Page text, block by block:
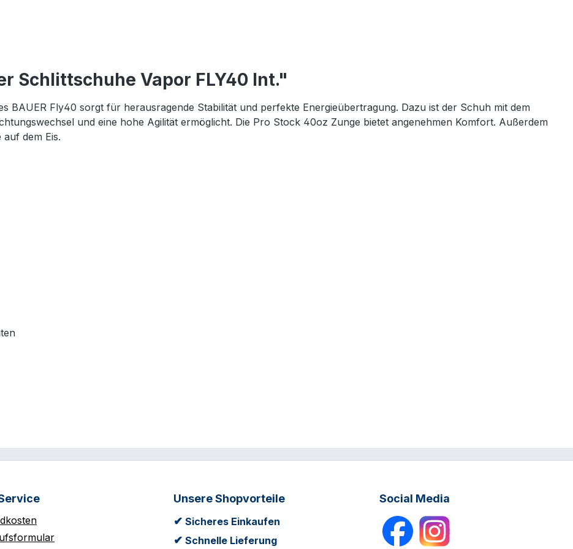
Schlittschuhe Vapor FLY40 Int."
BAUER Fly40 sorgt für herausragende Stabilität und perfekte Energieübertragung. Dazu ist der Schuh mit dem
und eine hohe Agilität ermöglicht. Die Pro Stock 40oz Zunge bietet angenehmen Komfort. Außerdem
dem Eis.
Unsere Shopvorteile
✔ Sicheres Einkaufen
✔ Schnelle Lieferung
Social Media